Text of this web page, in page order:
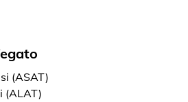
(ASAT)
(ALAT)